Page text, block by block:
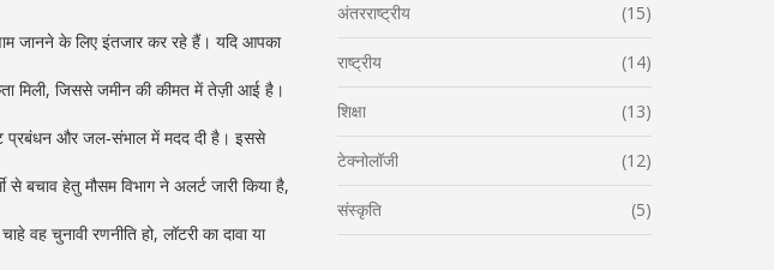
जानने के लिए इंतजार कर रहे हैं। यदि आपका
मिली, जिससे जमीन की कीमत में तेज़ी आई है।
प्रबंधन और जल‑संभाल में मदद दी है। इससे
बचाव हेतु मौसम विभाग ने अलर्ट जारी किया है,
चुनावी रणनीति हो, लॉटरी का दावा या
अंतरराष्ट्रीय (15)
राष्ट्रीय (14)
शिक्षा (13)
टेक्नोलॉजी (12)
संस्कृति (5)